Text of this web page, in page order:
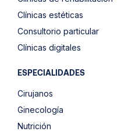
Clínicas estéticas
Consultorio particular
Clínicas digitales
ESPECIALIDADES
Cirujanos
Ginecología
Nutrición